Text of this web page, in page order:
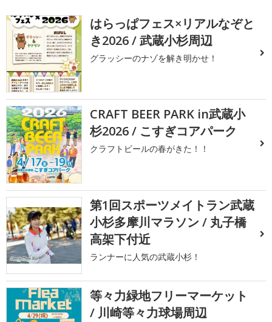
はらっぱフェス×リアルなぞと
き2026 / 武蔵小杉周辺
グラッシーのナゾを解き明かせ！
CRAFT BEER PARK in武蔵小
杉2026 / こすぎコアパーク
クラフトビールの春がきた！！
第1回スポーツメイトラン武蔵
小杉多摩川マラソン / 丸子橋
高架下付近
ランナーに人気の武蔵小杉！
等々力緑地フリーマーケット
/ 川崎等々力球場周辺